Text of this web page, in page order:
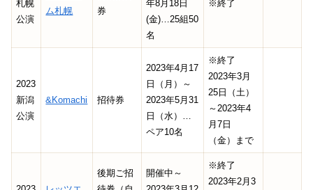
札幌
公演
ム札幌
券
年8月18日
(金)…25組50
名
※終了
2023
新潟
公演
&Komachi 招待券
2023年4月17
日（月）～
2023年5月31
日（水）…
ペア10名
※終了
2023年3月
25日（土）
～2023年4
月7日
（金）まで
後期ご招
開催中～
※終了
2023年2月3